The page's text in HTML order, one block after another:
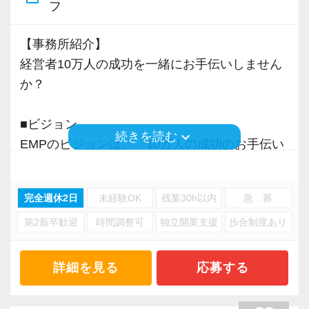
進めることもありますので、他のエキスパート
による協力と刺激を受けながら自身の専門スキ
ルを磨けます。
れた資格など、大いに活かしながら活躍するこ
とが出来ます。
方
◆会計とITの知識を使って活躍したい方
◆成長したい、スキルアップしたい、手に職を
つけたい方
フ
【事務所紹介】
経営者10万人の成功を一緒にお手伝いしません
か？
■ビジョン
EMPのビジョンは、「10万人の成功のお手伝い
実践を支える。
企業ごとに異なるそれぞれの”成功”の先まで見据
そうすることで、私たちに関わる人すべての成
功を後押ししたい。
この想いを胸に、ビジョンの実現に向けて邁進
続きを読む keyboard_arrow_down
完全週休2日 未経験OK 残業30h以内 急 募
第2新卒歓迎 時間調整可 独立開業支援 歩合制度あり
詳細を見る 応募する